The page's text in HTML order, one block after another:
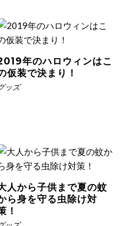
年のハロウィンはこ
仮装で決まり！
ッズ
人から子供まで夏の蚊
ら身を守る虫除け対
！